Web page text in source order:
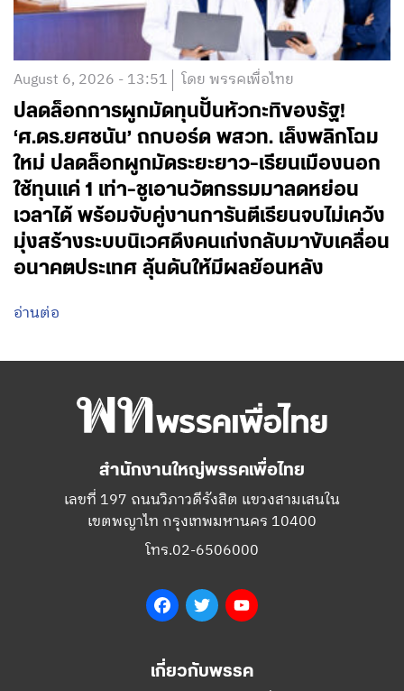
August 6, 2026 - 13:51 โดย พรรคเพื่อไทย
ปลดล็อกการผูกมัดทุนปั้นหัวกะทิของรัฐ!
‘ศ.ดร.ยศชนัน’ ถกบอร์ด พสวท. เล็งพลิกโฉม
ใหม่ ปลดล็อกผูกมัดระยะยาว-เรียนเมืองนอก
ใช้ทุนแค่ 1 เท่า-ชูเอานวัตกรรมมาลดหย่อน
เวลาได้ พร้อมจับคู่งานการันตีเรียนจบไม่เคว้ง
มุ่งสร้างระบบนิเวศดึงคนเก่งกลับมาขับเคลื่อน
อนาคตประเทศ ลุ้นดันให้มีผลย้อนหลัง
อ่านต่อ
สำนักงานใหญ่พรรคเพื่อไทย
เลขที่ 197 ถนนวิภาวดีรังสิต แขวงสามเสนใน
เขตพญาไท กรุงเทพมหานคร 10400
โทร.02-6506000
FacebookTwitter
เกี่ยวกับพรรค